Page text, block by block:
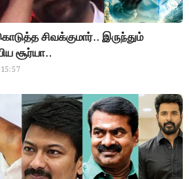
சிவக்குமார்.. இருந்தும்
சூர்யா..